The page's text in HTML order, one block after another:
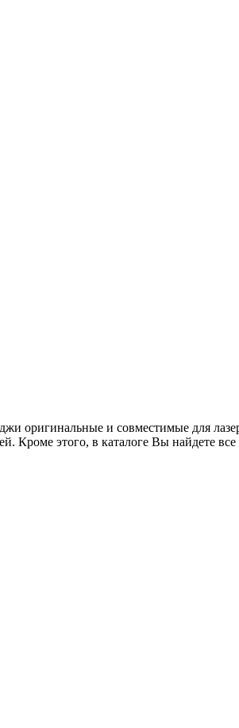
оригинальные и совместимые для
Кроме этого, в каталоге Вы найдете